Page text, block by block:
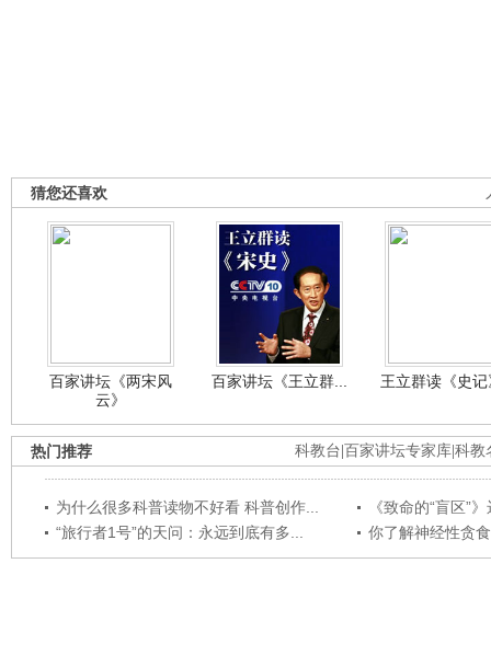
猜您还喜欢
百家讲坛《两宋风
云》
百家讲坛《王立群... 王立群读《史
科教台 百家讲坛专家库 科教
热门推荐
为什么很多科普读物不好看 科普创作...
《致命的“盲区”
“旅行者1号”的天问：永远到底有多...
你了解神经性贪